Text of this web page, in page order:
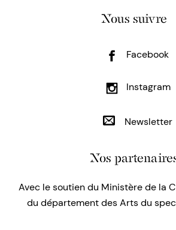
Nous suivre
Facebook
Instagram
Newsletter
Nos
Avec le soutien du Ministère de la
du département des Arts du